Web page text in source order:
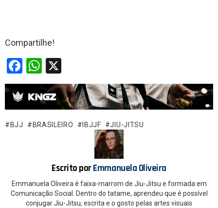
Compartilhe!
F
a
ce
b
o
W
h
at
s
A
BJJ BRASILEIRO IBJJF JIU-JITSU
Escrito porEmmanuela Oliveira
Emmanuela Oliveira é faixa-marrom de Jiu-Jitsu e formada em
Comunicação Social. Dentro do tatame, aprendeu que é possível
conjugar Jiu-Jitsu, escrita e o gosto pelas artes visuais